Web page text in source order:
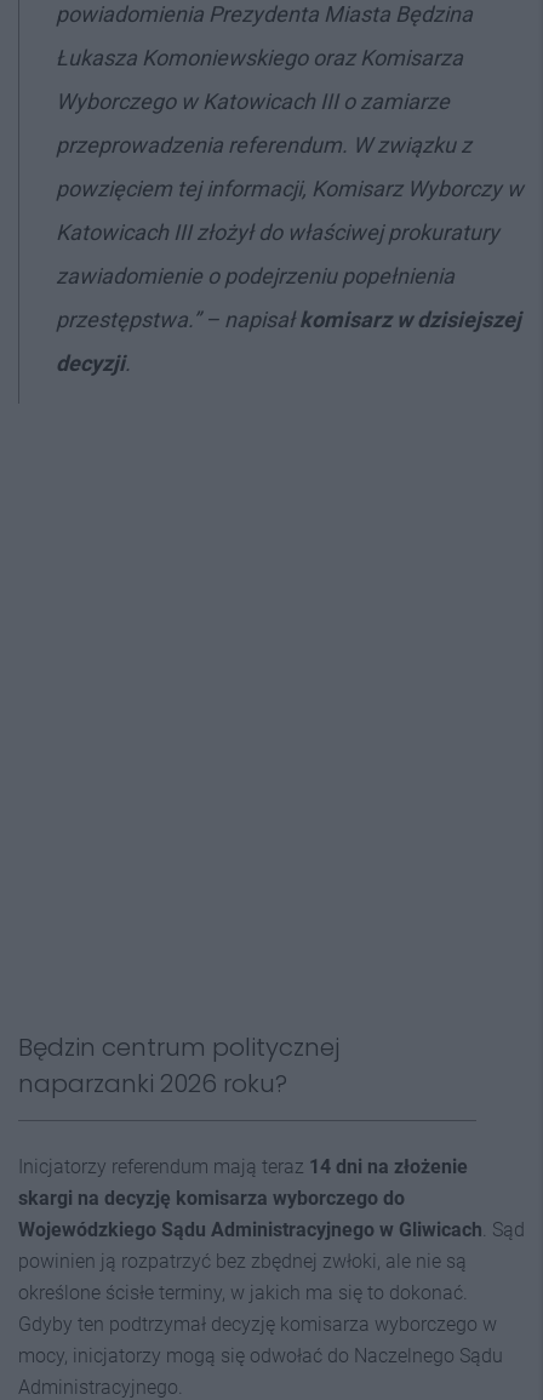
powiadomienia Prezydenta Miasta Będzina
Łukasza Komoniewskiego oraz Komisarza
Wyborczego w Katowicach III o zamiarze
przeprowadzenia referendum. W związku z
powzięciem tej informacji, Komisarz Wyborczy w
Katowicach III złożył do właściwej prokuratury
zawiadomienie o podejrzeniu popełnienia
przestępstwa.” – napisałkomisarz w dzisiejszej
decyzji.
Będzin centrum politycznej
naparzanki 2026 roku?
Inicjatorzy referendum mają teraz 14 dni na złożenie
skargi na decyzję komisarza wyborczego do
Wojewódzkiego Sądu Administracyjnego w Gliwicach. Sąd
powinien ją rozpatrzyć bez zbędnej zwłoki, ale nie są
określone ścisłe terminy, w jakich ma się to dokonać.
Gdyby ten podtrzymał decyzję komisarza wyborczego w
mocy, inicjatorzy mogą się odwołać do Naczelnego Sądu
Administracyjnego.